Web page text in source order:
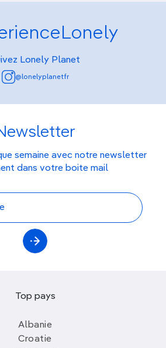
Lonely Planet
@lonelyplanetfr
semaine avec notre newsletter
dans votre boite mail
Top pays
Albanie
Croatie